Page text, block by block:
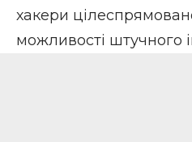
хакери
можливості штучного